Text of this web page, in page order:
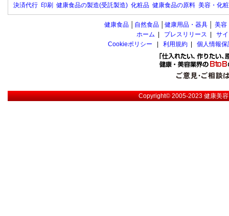
決済代行 印刷 健康食品の製造(受託製造) 化粧品 健康食品の原料 美容・化
健康食品 自然食品 健康用品・器具 美容
ホーム
プレスリリース
サ
Cookieポリシー
利用規約 個人情報
Copyright© 2005-2023健康美